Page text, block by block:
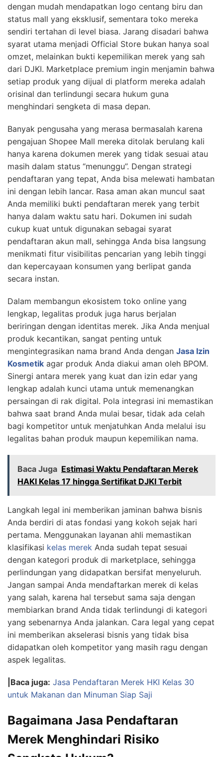
dengan mudah mendapatkan logo centang biru dan
status mall yang eksklusif, sementara toko mereka
sendiri tertahan di level biasa. Jarang disadari bahwa
syarat utama menjadi Official Store bukan hanya soal
omzet, melainkan bukti kepemilikan merek yang sah
dari DJKI. Marketplace premium ingin menjamin bahwa
setiap produk yang dijual di platform mereka adalah
orisinal dan terlindungi secara hukum guna
menghindari sengketa di masa depan.
Banyak pengusaha yang merasa bermasalah karena
pengajuan Shopee Mall mereka ditolak berulang kali
hanya karena dokumen merek yang tidak sesuai atau
masih dalam status “menunggu”. Dengan strategi
pendaftaran yang tepat, Anda bisa melewati hambatan
ini dengan lebih lancar. Rasa aman akan muncul saat
Anda memiliki bukti pendaftaran merek yang terbit
hanya dalam waktu satu hari. Dokumen ini sudah
cukup kuat untuk digunakan sebagai syarat
pendaftaran akun mall, sehingga Anda bisa langsung
menikmati fitur visibilitas pencarian yang lebih tinggi
dan kepercayaan konsumen yang berlipat ganda
secara instan.
Dalam membangun ekosistem toko online yang
lengkap, legalitas produk juga harus berjalan
beriringan dengan identitas merek. Jika Anda menjual
produk kecantikan, sangat penting untuk
mengintegrasikan nama brand Anda dengan Jasa Izin
Kosmetik agar produk Anda diakui aman oleh BPOM.
Sinergi antara merek yang kuat dan izin edar yang
lengkap adalah kunci utama untuk memenangkan
persaingan di rak digital. Pola integrasi ini memastikan
bahwa saat brand Anda mulai besar, tidak ada celah
bagi kompetitor untuk menjatuhkan Anda melalui isu
legalitas bahan produk maupun kepemilikan nama.
Baca Juga Estimasi Waktu Pendaftaran Merek
HAKI Kelas 17 hingga Sertifikat DJKI Terbit
Langkah legal ini memberikan jaminan bahwa bisnis
Anda berdiri di atas fondasi yang kokoh sejak hari
pertama. Menggunakan layanan ahli memastikan
klasifikasi kelas merek Anda sudah tepat sesuai
dengan kategori produk di marketplace, sehingga
perlindungan yang didapatkan bersifat menyeluruh.
Jangan sampai Anda mendaftarkan merek di kelas
yang salah, karena hal tersebut sama saja dengan
membiarkan brand Anda tidak terlindungi di kategori
yang sebenarnya Anda jalankan. Cara legal yang cepat
ini memberikan akselerasi bisnis yang tidak bisa
didapatkan oleh kompetitor yang masih ragu dengan
aspek legalitas.
|Baca juga: Jasa Pendaftaran Merek HKI Kelas 30
untuk Makanan dan Minuman Siap Saji
Bagaimana Jasa Pendaftaran
Merek Menghindari Risiko